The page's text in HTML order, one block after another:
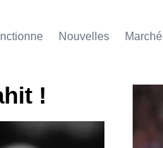
Nouvelles Marché​
!